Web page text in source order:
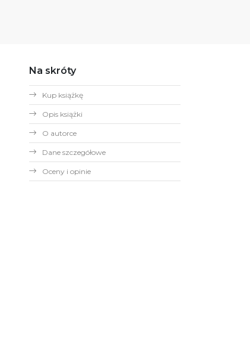
Na skróty
Kup książkę
Opis książki
O autorce
Dane szczegółowe
Oceny i opinie